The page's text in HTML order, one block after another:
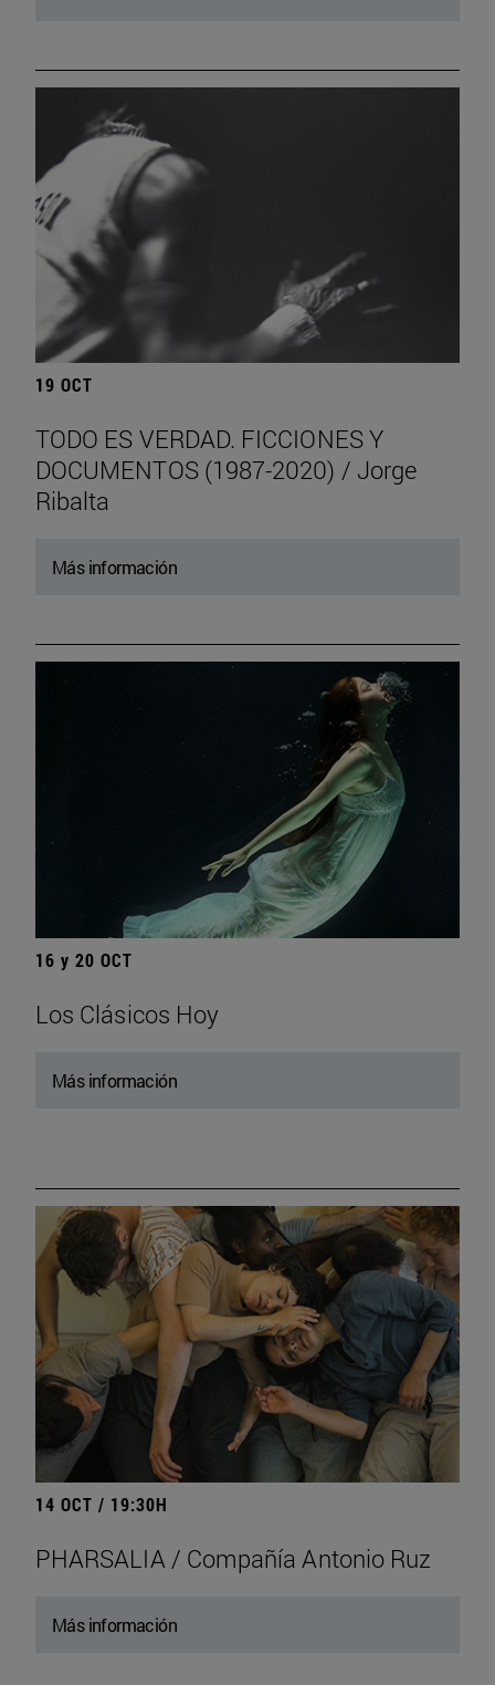
19 OCT
TODO ES VERDAD. FICCIONES Y
DOCUMENTOS (1987-2020) / Jorge
Ribalta
Más información
16 y 20 OCT
Los Clásicos Hoy
Más información
14 OCT / 19:30H
PHARSALIA / Compañía Antonio Ruz
Más información